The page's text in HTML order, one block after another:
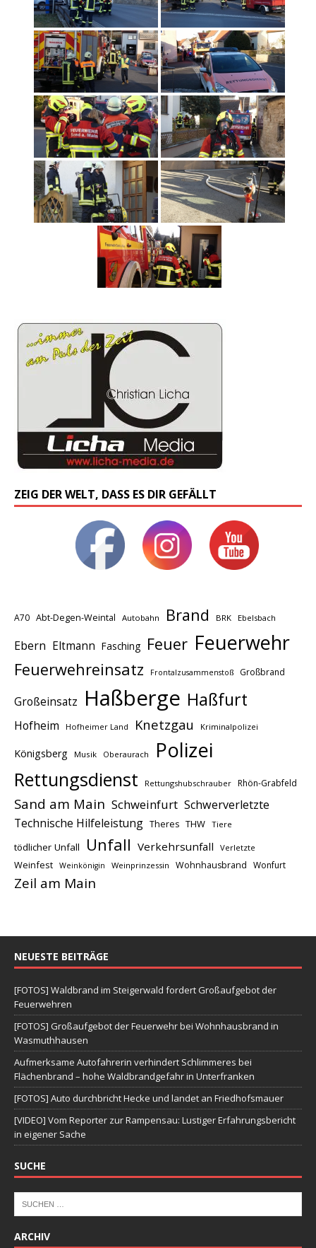
ZEIG DER WELT, DASS ES DIR GEFÄLLT
A70 Abt-Degen-Weintal Autobahn Brand BRK Ebelsbach
Ebern Eltmann Fasching Feuer Feuerwehr
Feuerwehreinsatz Frontalzusammenstoß Großbrand
Großeinsatz Haßberge Haßfurt
Hofheim Hofheimer Land Knetzgau Kriminalpolizei
Königsberg Musik Oberaurach Polizei
Rettungsdienst Rettungshubschrauber Rhön-Grabfeld
Sand am Main Schweinfurt Schwerverletzte
Technische Hilfeleistung Theres THW Tiere
tödlicher Unfall Unfall Verkehrsunfall Verletzte
Weinfest Weinkönigin Weinprinzessin Wohnhausbrand Wonfurt
Zeil am Main
NEUESTE BEITRÄGE
[FOTOS] Waldbrand im Steigerwald fordert Großaufgebot der
Feuerwehren
[FOTOS] Großaufgebot der Feuerwehr bei Wohnhausbrand in
Wasmuthhausen
Aufmerksame Autofahrerin verhindert Schlimmeres bei
Flächenbrand – hohe Waldbrandgefahr in Unterfranken
[FOTOS] Auto durchbricht Hecke und landet an Friedhofsmauer
[VIDEO] Vom Reporter zur Rampensau: Lustiger Erfahrungsbericht
in eigener Sache
SUCHE
ARCHIV